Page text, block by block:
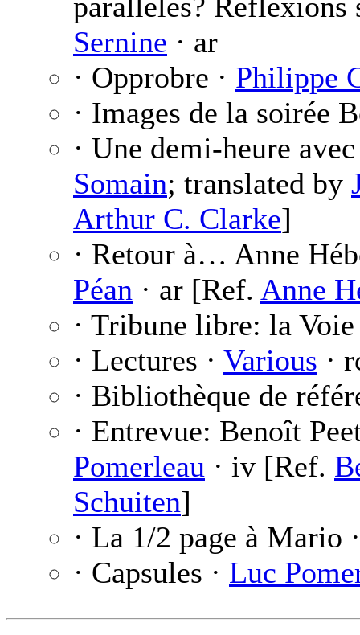
Sernine · ar
· Opprobre · Philippe
· Images de la soirée
· Une demi-heure
Somain; translated by
Arthur C. Clarke]
· Retour à… Anne
Péan · ar [Ref. Anne
· Tribune libre: la
· Lectures · Various ·
· Bibliothèque de
· Entrevue: Benoît
Pomerleau · iv [Ref.
Schuiten]
· La 1/2 page à Mario
· Capsules · Luc